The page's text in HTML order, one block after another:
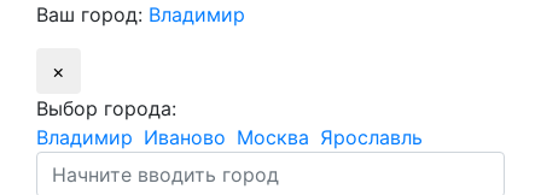
Ваш город: Владимир
×
Выбор города:
Владимир Иваново Москва Ярославль